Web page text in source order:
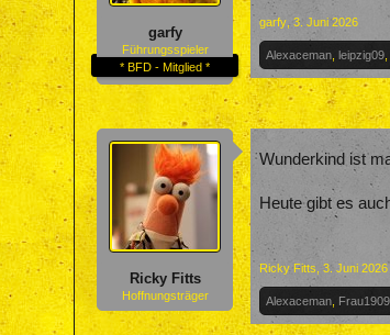
garfy
Führungsspieler
* BFD - Mitglied *
garfy 3. Juni 2026
Alexaceman ,leipzig09
Ricky Fitts
Hoffnungsträger
Wunderkind ist
Heute gibt es
Ricky Fitts 3. Juni 2026
Alexaceman Frau1909